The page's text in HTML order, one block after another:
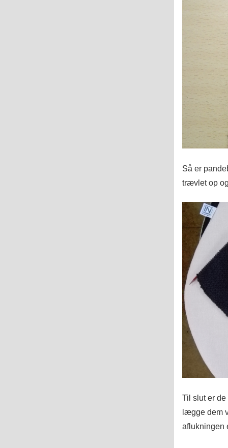
Så er
trævlet op
Til slut er
lægge dem
aflukningen